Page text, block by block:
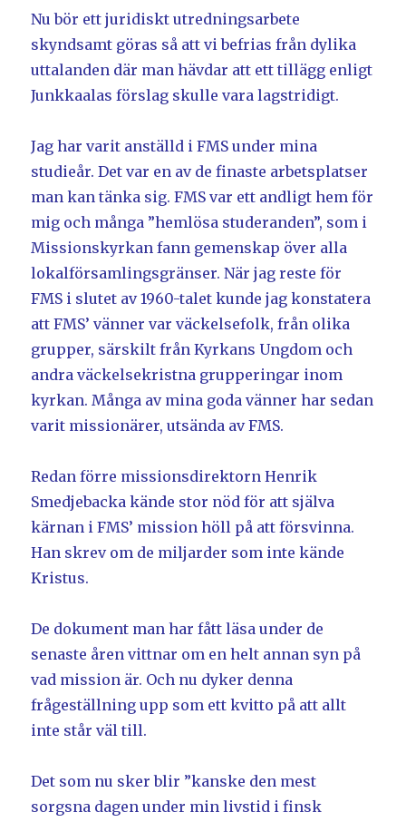
Nu bör ett juridiskt utredningsarbete
skyndsamt göras så att vi befrias från dylika
uttalanden där man hävdar att ett tillägg enligt
Junkkaalas förslag skulle vara lagstridigt.
Jag har varit anställd i FMS under mina
studieår. Det var en av de finaste arbetsplatser
man kan tänka sig. FMS var ett andligt hem för
mig och många ”hemlösa studeranden”, som i
Missionskyrkan fann gemenskap över alla
lokalförsamlingsgränser. När jag reste för
FMS i slutet av 1960-talet kunde jag konstatera
att FMS’ vänner var väckelsefolk, från olika
grupper, särskilt från Kyrkans Ungdom och
andra väckelsekristna grupperingar inom
kyrkan. Många av mina goda vänner har sedan
varit missionärer, utsända av FMS.
Redan förre missionsdirektorn Henrik
Smedjebacka kände stor nöd för att själva
kärnan i FMS’ mission höll på att försvinna.
Han skrev om de miljarder som inte kände
Kristus.
De dokument man har fått läsa under de
senaste åren vittnar om en helt annan syn på
vad mission är. Och nu dyker denna
frågeställning upp som ett kvitto på att allt
inte står väl till.
Det som nu sker blir ”kanske den mest
sorgsna dagen under min livstid i finsk